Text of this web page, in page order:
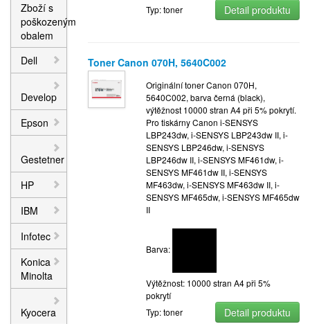
Zboží s
poškozeným
obalem
Dell
Develop
Epson
Gestetner
HP
IBM
Infotec
Konica
Minolta
Kyocera
Typ: toner
Detail produktu
Toner Canon 070H, 5640C002
Originální toner Canon 070H,
5640C002, barva černá (black),
výtěžnost 10000 stran A4 při 5% pokrytí.
Pro tiskárny Canon i-SENSYS
LBP243dw, i-SENSYS LBP243dw II, i-
SENSYS LBP246dw, i-SENSYS
LBP246dw II, i-SENSYS MF461dw, i-
SENSYS MF461dw II, i-SENSYS
MF463dw, i-SENSYS MF463dw II, i-
SENSYS MF465dw, i-SENSYS MF465dw
II
Barva:
Výtěžnost: 10000 stran A4 při 5%
pokrytí
Typ: toner
Detail produktu